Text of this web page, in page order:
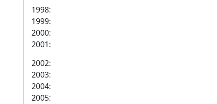
1998:
1999:
2000:
2001:
2002:
2003:
2004:
2005: